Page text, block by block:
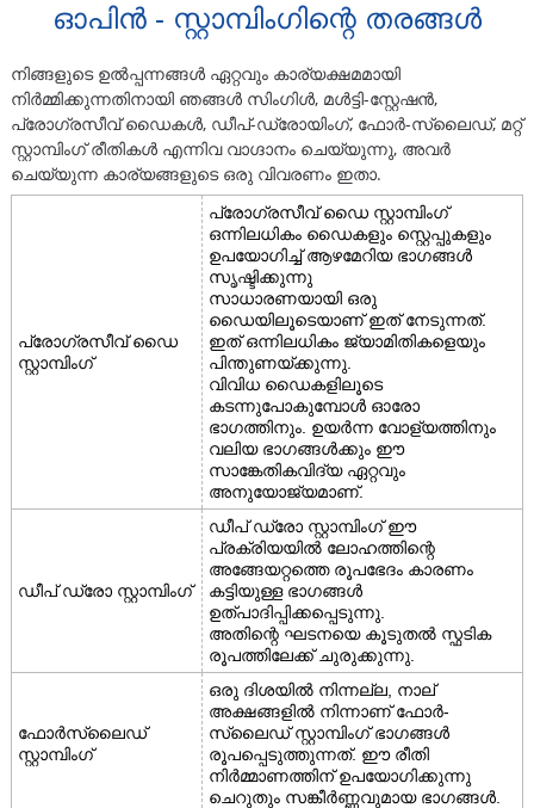
ഓപിൻ - സ്റ്റാമ്പിംഗിന്റെ തരങ്ങൾ
നിങ്ങളുടെ ഉൽപ്പന്നങ്ങൾ ഏറ്റവും കാര്യക്ഷമമായി
നിർമ്മിക്കുന്നതിനായി ഞങ്ങൾ സിംഗിൾ, മൾട്ടി-സ്റ്റേഷൻ,
പ്രോഗ്രസീവ് ഡൈകൾ, ഡീപ്-ഡ്രോയിംഗ്, ഫോർ-സ്ലൈഡ്, മറ്റ്
സ്റ്റാമ്പിംഗ് രീതികൾ എന്നിവ വാഗ്ദാനം ചെയ്യുന്നു, അവർ
ചെയ്യുന്ന കാര്യങ്ങളുടെ ഒരു വിവരണം ഇതാ.
പ്രോഗ്രസീവ് ഡൈ
സ്റ്റാമ്പിംഗ്
പ്രോഗ്രസീവ് ഡൈ സ്റ്റാമ്പിംഗ്
ഒന്നിലധികം ഡൈകളും സ്റ്റെപ്പുകളും
ഉപയോഗിച്ച് ആഴമേറിയ ഭാഗങ്ങൾ
സൃഷ്ടിക്കുന്നു
സാധാരണയായി ഒരു
ഡൈയിലൂടെയാണ് ഇത് നേടുന്നത്.
ഇത് ഒന്നിലധികം ജ്യാമിതികളെയും
പിന്തുണയ്ക്കുന്നു.
വിവിധ ഡൈകളിലൂടെ
കടന്നുപോകുമ്പോൾ ഓരോ
ഭാഗത്തിനും. ഉയർന്ന വോള്യത്തിനും
വലിയ ഭാഗങ്ങൾക്കും ഈ
സാങ്കേതികവിദ്യ ഏറ്റവും
അനുയോജ്യമാണ്.
ഡീപ് ഡ്രോ സ്റ്റാമ്പിംഗ്
ഡീപ് ഡ്രോ സ്റ്റാമ്പിംഗ് ഈ
പ്രക്രിയയിൽ ലോഹത്തിന്റെ
അങ്ങേയറ്റത്തെ രൂപഭേദം കാരണം
കട്ടിയുള്ള ഭാഗങ്ങൾ
ഉത്പാദിപ്പിക്കപ്പെടുന്നു.
അതിന്റെ ഘടനയെ കൂടുതൽ സ്ഫടിക
രൂപത്തിലേക്ക് ചുരുക്കുന്നു.
ഫോർസ്ലൈഡ്
സ്റ്റാമ്പിംഗ്
ഒരു ദിശയിൽ നിന്നല്ല, നാല്
അക്ഷങ്ങളിൽ നിന്നാണ് ഫോർ-
സ്ലൈഡ് സ്റ്റാമ്പിംഗ് ഭാഗങ്ങൾ
രൂപപ്പെടുത്തുന്നത്. ഈ രീതി
നിർമ്മാണത്തിന് ഉപയോഗിക്കുന്നു
ചെറുതും സങ്കീർണ്ണവുമായ ഭാഗങ്ങൾ.